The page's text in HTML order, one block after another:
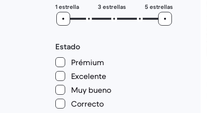
1 estrella 3 estrellas 5 estrellas
Estado
Prémium
Excelente
Muy bueno
Correcto